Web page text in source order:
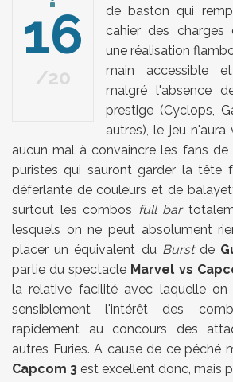
16
20
de baston qui
cahier des charges
une réalisation
main accessible
malgré l'absence
prestige (Cyclops,
autres), le jeu
aucun mal à convaincre les fans de
puristes qui sauront garder la tête
déferlante de couleurs et de
surtout les combos full bar
lesquels on ne peut absolument
placer un équivalent du Burstde
partie du spectacle Marvel vs
la relative facilité avec laquelle on
sensiblement l'intérêt des
rapidement au concours des
autres Furies. A cause de ce péché
Capcom 3 est excellent donc, mais